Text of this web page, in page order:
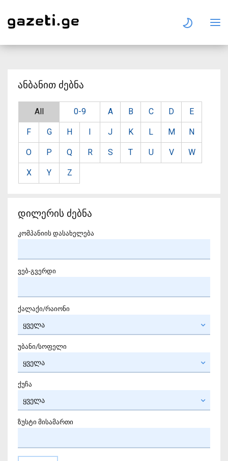
ანბანით ძებნა
All 0-9 A B C D E
F G H I J K L M N
O P Q R S T U V W
X Y Z
დილერის ძებნა
კომპანიის დასახელება
ვებ-გვერდი
ქალაქი/რაიონი
უბანი/სოფელი
ქუჩა
ზუსტი მისამართი